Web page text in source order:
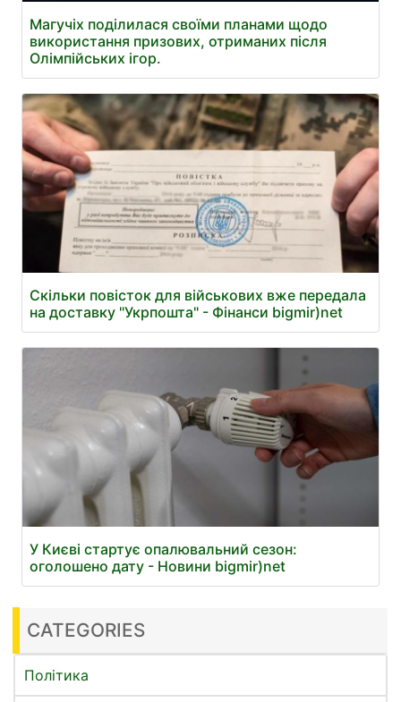
Магучіх поділилася своїми планами щодо
використання призових, отриманих після
Олімпійських ігор.
Скільки повісток для військових вже передала
на доставку "Укрпошта" - Фінанси bigmir)net
У Києві стартує опалювальний сезон:
оголошено дату - Новини bigmir)net
CATEGORIES
Політика